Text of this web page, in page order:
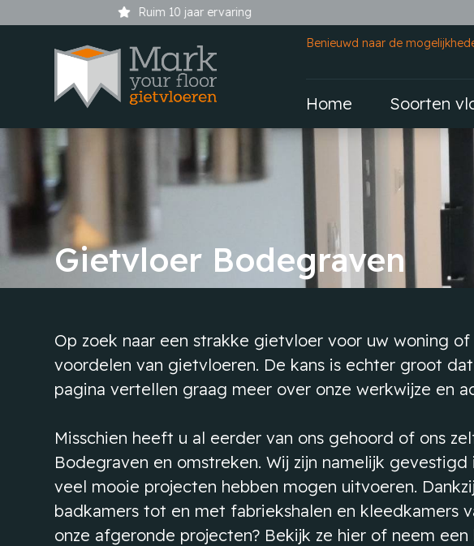
Ruim 10 jaar ervaring
Benieuwd naar de
Home Soorten
Gietvloer Bodegraven
Op zoek naar een strakke gietvloer voor uw woning
voordelen van gietvloeren. De kans is echter groot
pagina vertellen graag meer over onze werkwijze en
Misschien heeft u al eerder van ons gehoord of ons
Bodegraven en omstreken. Wij zijn namelijk
veel mooie projecten hebben mogen uitvoeren.
badkamers tot en met fabriekshalen en kleedkamers
onze afgeronde projecten? Bekijk ze hier of neem